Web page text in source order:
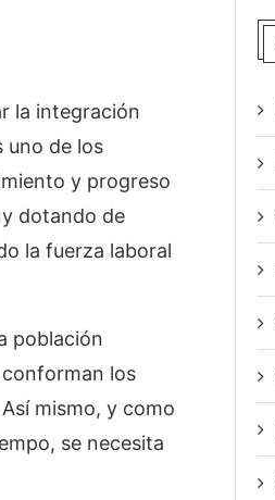
la integración
uno de los
y progreso
dotando de
la fuerza laboral
población
los
mismo, y como
se necesita